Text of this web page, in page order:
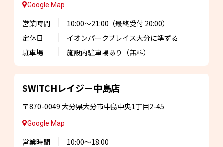
Google Map
営業時間 10:00～21:00 （最終受付 20:00）
定休日
イオンパークプレイス大分に準ずる
駐車場
施設内駐車場あり （無料）
SWITCHレイジー中島店
〒870-0049 大分県大分市中島中央1丁目2-45
Google Map
営業時間
10:00～18:00